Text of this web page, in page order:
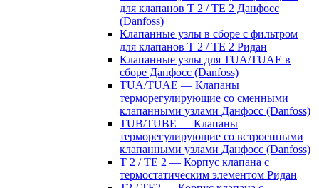
для клапанов T 2 / TE 2 Данфосс
(Danfoss)
Клапанные узлы в сборе с фильтром
для клапанов T 2 / TE 2 Ридан
Клапанные узлы для TUA/TUAE в
сборе Данфосс (Danfoss)
TUA/TUAE — Клапаны
терморегулирующие со сменными
клапанными узлами Данфосс (Danfoss)
TUB/TUBE — Клапаны
терморегулирующие со встроенными
клапанными узлами Данфосс (Danfoss)
T 2 / TE 2 — Корпус клапана с
термостатическим элементом Ридан